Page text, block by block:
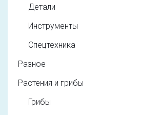
Детали
Инструменты
Спецтехника
Разное
Растения и грибы
Грибы